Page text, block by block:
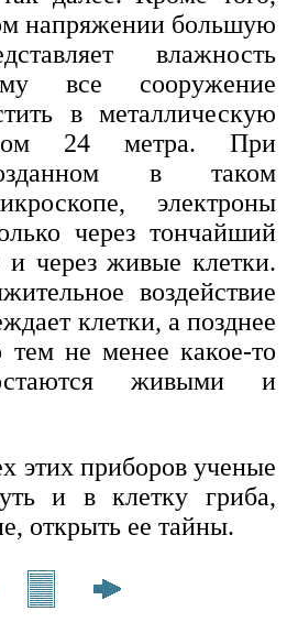
напряжении большую
влажность
все сооружение
в металлическую
24 метра. При
в таком
электроны
через тончайший
и через живые клетки.
воздействие
клетки, а позднее
не менее какое-то
живыми и
этих приборов ученые
и в клетку гриба,
открыть ее тайны.